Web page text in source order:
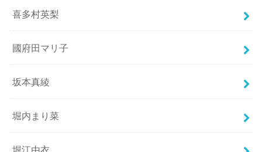
喜多村英梨
國府田マリ子
坂本真綾
堀内まり菜
堀江由衣